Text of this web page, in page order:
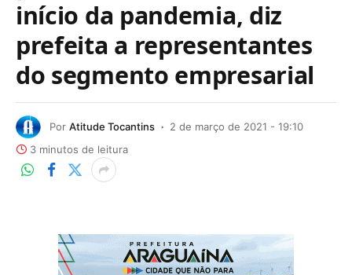
início da pandemia, diz
prefeita a representantes
do segmento empresarial
Por Atitude Tocantins
2 de março de 2021 - 19:10
3 minutos de leitura